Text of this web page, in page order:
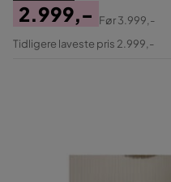
Pris
2.999,-
Original
Før3.999,-
Tidligere laveste pris 2.999,-